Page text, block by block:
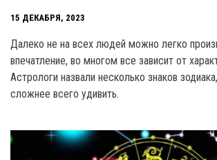
15 ДЕКАБРЯ, 2023
Далеко не на всех людей можно легко
впечатление, во многом все зависит от
Астрологи назвали несколько знаков
сложнее всего удивить.